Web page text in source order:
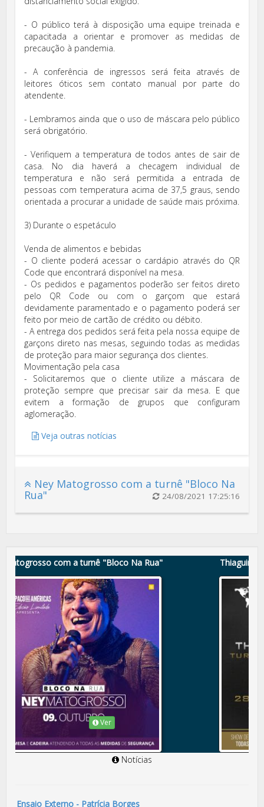
- O público terá à disposição uma equipe treinada e
capacitada a orientar e promover as medidas de
precaução à pandemia.
- A conferência de ingressos será feita através de
leitores óticos sem contato manual por parte do
atendente.
- Lembramos ainda que o uso de máscara pelo público
será obrigatório.
- Verifiquem a temperatura de todos antes de sair de
casa. No dia haverá a checagem individual de
temperatura e não será permitida a entrada de
pessoas com temperatura acima de 37,5 graus, sendo
orientada a procurar a unidade de saúde mais próxima.
3) Durante o espetáculo
Venda de alimentos e bebidas
- O cliente poderá acessar o cardápio através do QR
Code que encontrará disponível na mesa.
- Os pedidos e pagamentos poderão ser feitos direto
pelo QR Code ou com o garçom que estará
devidamente paramentado e o pagamento poderá ser
feito por meio de cartão de crédito ou débito.
- A entrega dos pedidos será feita pela nossa equipe de
garçons direto nas mesas, seguindo todas as medidas
de proteção para maior segurança dos clientes.
Movimentação pela casa
- Solicitaremos que o cliente utilize a máscara de
proteção sempre que precisar sair da mesa. E que
evitem a formação de grupos que configuram
aglomeração.
Veja outras notícias
Ney Matogrosso com a turnê "Bloco Na
Rua" 24/08/2021 17:25:16
Thiaguinho apresenta novo show no Espaço das Américas
Notícias
Ensaio Externo - Patrícia Borges